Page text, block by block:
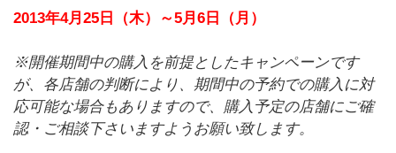
2013年4月25日（木）～5月6日（月）
※開催期間中の購入を前提としたキャンペーンです
が、各店舗の判断により、期間中の予約での購入に対
応可能な場合もありますので、購入予定の店舗にご確
認・ご相談下さいますようお願い致します。